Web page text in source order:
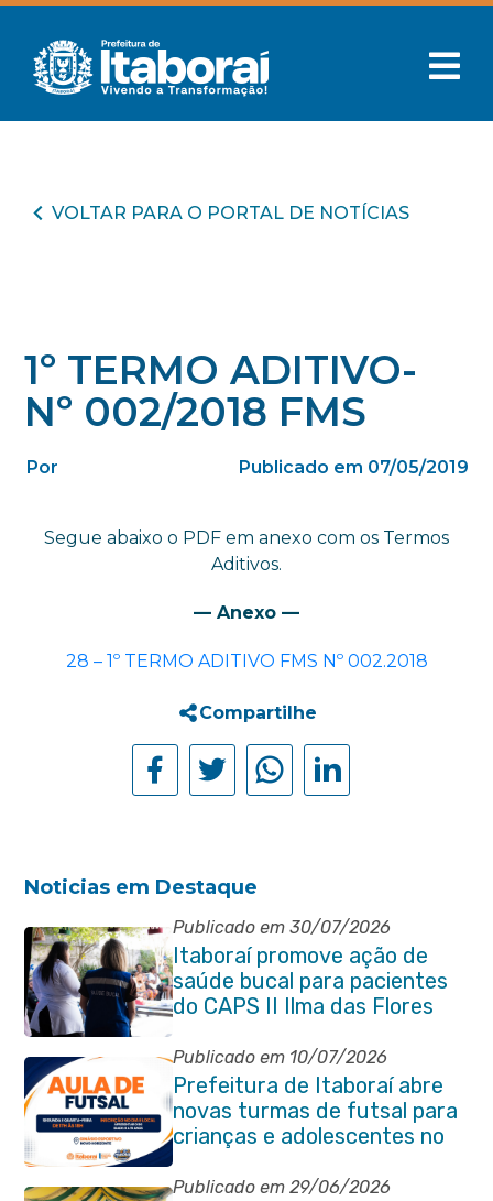
VOLTAR PARA O PORTAL DE NOTÍCIAS
1º TERMO ADITIVO-
Nº 002/2018 FMS
Por Publicado em 07/05/2019
Segue abaixo o PDF em anexo com os Termos
Aditivos.
— Anexo —
28 – 1º TERMO ADITIVO FMS Nº 002.2018
Compartilhe
Noticias em Destaque
Publicado em 30/07/2026
Itaboraí promove ação de
saúde bucal para pacientes
do CAPS II Ilma das Flores
Publicado em 10/07/2026
Prefeitura de Itaboraí abre
novas turmas de futsal para
crianças e adolescentes no
Novo Horizonte
Publicado em 29/06/2026